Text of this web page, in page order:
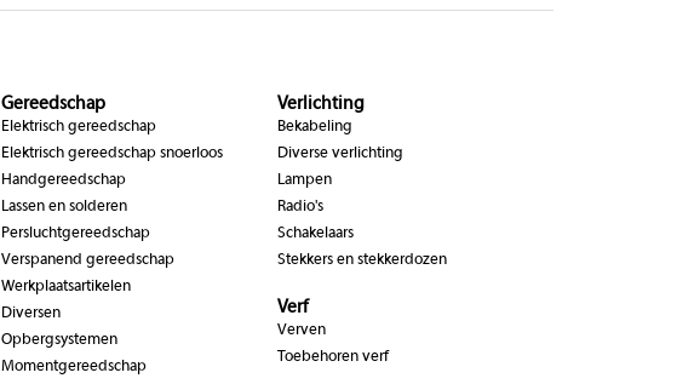
Gereedschap
Elektrisch gereedschap
Elektrisch gereedschap snoerloos
Handgereedschap
Lassen en solderen
Persluchtgereedschap
Verspanend gereedschap
Werkplaatsartikelen
Diversen
Opbergsystemen
Momentgereedschap
Verlichting
Bekabeling
Diverse verlichting
Lampen
Radio's
Schakelaars
Stekkers en stekkerdozen
Verf
Verven
Toebehoren verf